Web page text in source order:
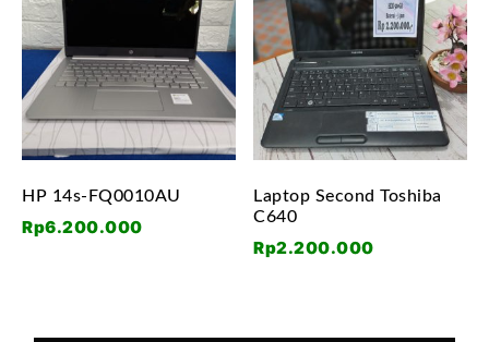
HP 14s-FQ0010AU
Rp6.200.000
Laptop Second Toshiba
C640
Rp2.200.000